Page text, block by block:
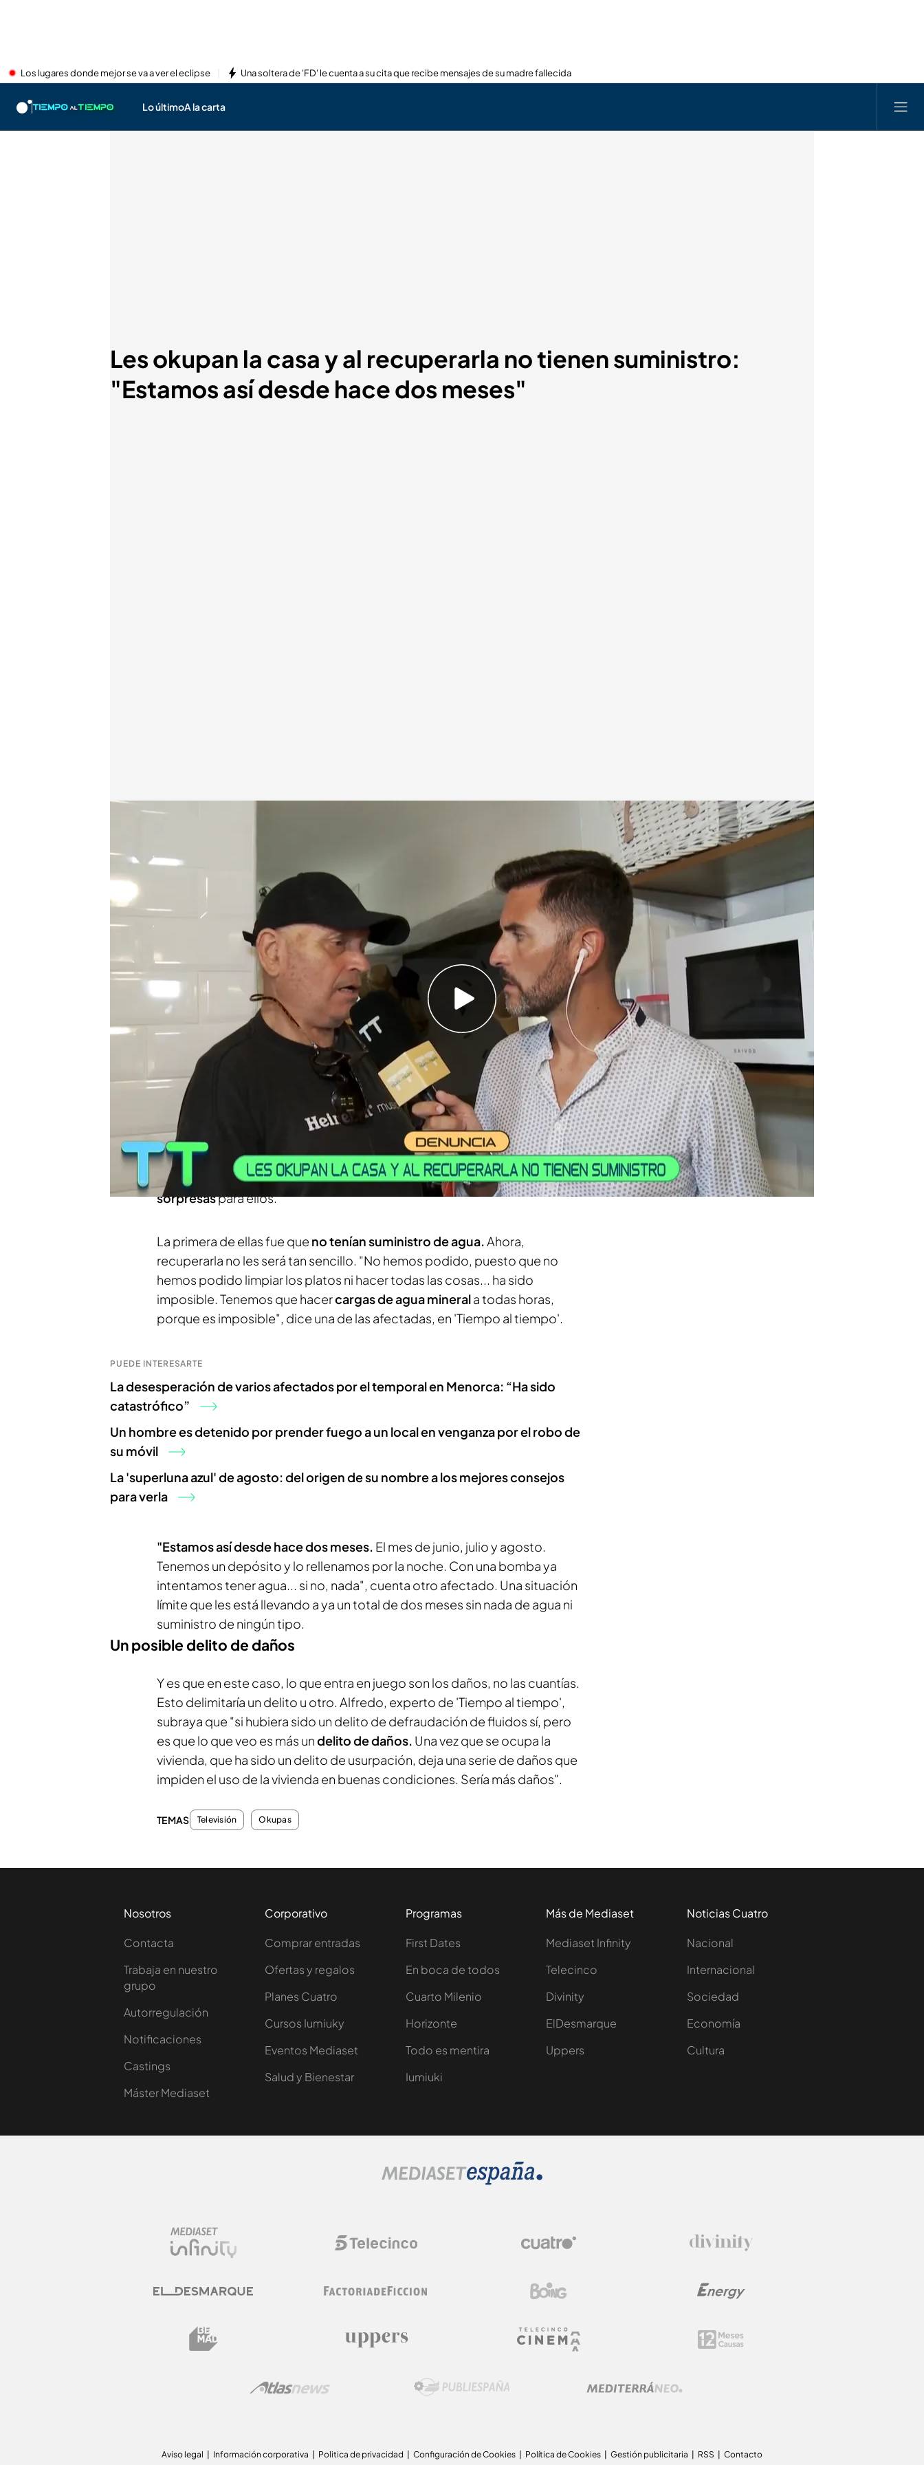
Los lugares donde mejor se va a ver el eclipse Una soltera de 'FD' le cuenta a su cita que recibe mensajes de su madre fallecida
Lo últimoA la carta
Les okupan la casa y al recuperarla no tienen suministro:
"Estamos así desde hace dos meses"
'Tiempo al tiempo'
20 AGO 2024 - 21:47h.
Los okupas se enfrentarían a un posible delito de daños: un experto lo
explica en 'Tiempo al tiempo'
El programa de Cuatro habla con dos vecinos afectados: "Tenemos un
depósito y lo rellenamos por la noche..."
Un okupa se pone violento contra los vecinos que estaban hablando
de su narcoedificio: "Esto es todos los días"
Compartir
'Tiempo al tiempo'
se ha desplazado hasta Ibiza (España) para hablar con
unapareja de vecinos les han okupado su morada. Finalmente, y
después de un periplo largo y fatigoso, han conseguido recuperar el
domicilio. Pero fue en ese preciso momento cuando empezaron las
sorpresaspara ellos.
La primera de ellas fue que no tenían suministro de agua.Ahora,
recuperarla no les será tan sencillo. "No hemos podido, puesto que no
hemos podido limpiar los platos ni hacer todas las cosas... ha sido
imposible. Tenemos que hacercargas de agua minerala todas horas,
porque es imposible", dice una de las afectadas, en 'Tiempo al tiempo'.
PUEDE INTERESARTE
La desesperación de varios afectados por el temporal en Menorca: “Ha sido
catastrófico”
Un hombre es detenido por prender fuego a un local en venganza por el robo de
su móvil
La 'superluna azul' de agosto: del origen de su nombre a los mejores consejos
para verla
"Estamos así desde hace dos meses. El mes de junio, julio y agosto.
Tenemos un depósito y lo rellenamos por la noche. Con una bomba ya
intentamos tener agua... si no, nada", cuenta otro afectado. Una situación
límite que les está llevando a ya un total de dos meses sin nada de agua ni
suministro de ningún tipo.
Un posible delito de daños
Y es que en este caso, lo que entra en juego son los daños, no las cuantías.
Esto delimitaría un delito u otro. Alfredo, experto de 'Tiempo al tiempo',
subraya que "si hubiera sido un delito de defraudación de fluidos sí, pero
es que lo que veo es más undelito de daños. Una vez que se ocupa la
vivienda, que ha sido un delito de usurpación, deja una serie de daños que
impiden el uso de la vivienda en buenas condiciones. Sería más daños".
TEMAS Televisión Okupas
Nosotros
Contacta
Trabaja en nuestro
grupo
Autorregulación
Notificaciones
Castings
Máster Mediaset
Corporativo
Comprar entradas
Ofertas y regalos
Planes Cuatro
Cursos Iumiuky
Eventos Mediaset
Salud y Bienestar
Programas
First Dates
En boca de todos
Cuarto Milenio
Horizonte
Todo es mentira
Iumiuki
Más de Mediaset
Mediaset Infinity
Telecinco
Divinity
ElDesmarque
Uppers
Noticias Cuatro
Nacional
Internacional
Sociedad
Economía
Cultura
Aviso legal Información corporativa Politica de privacidad Configuración de Cookies Política de Cookies Gestión publicitaria RSS Contacto